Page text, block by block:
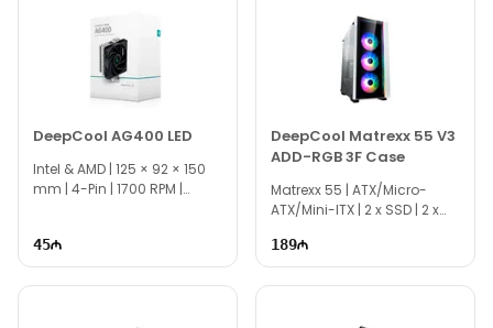
DeepCool AG400 LED
Intel & AMD | 125 × 92 × 150
mm | 4-Pin | 1700 RPM |
45
DeepCool Matrexx 55 V3
ADD-RGB 3F Case
Matrexx 55 | ATX/Micro-
ATX/Mini-ITX | 2 x SSD | 2 x
189